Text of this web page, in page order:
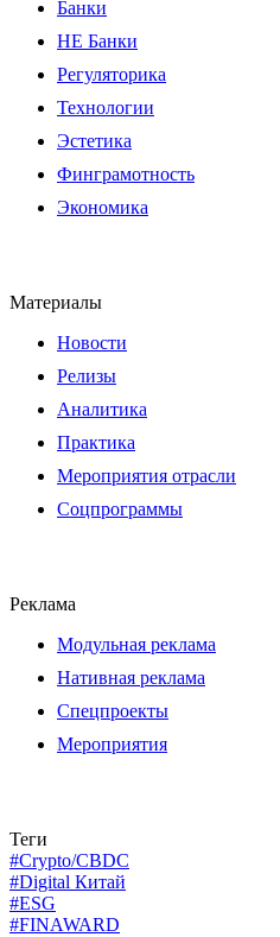
Банки
НЕ Банки
Регуляторика
Технологии
Эстетика
Финграмотность
Экономика
Материалы
Новости
Релизы
Аналитика
Практика
Мероприятия отрасли
Соцпрограммы
Реклама
Модульная реклама
Нативная реклама
Спецпроекты
Мероприятия
Теги
#Crypto/CBDC
#Digital Китай
#ESG
#FINAWARD